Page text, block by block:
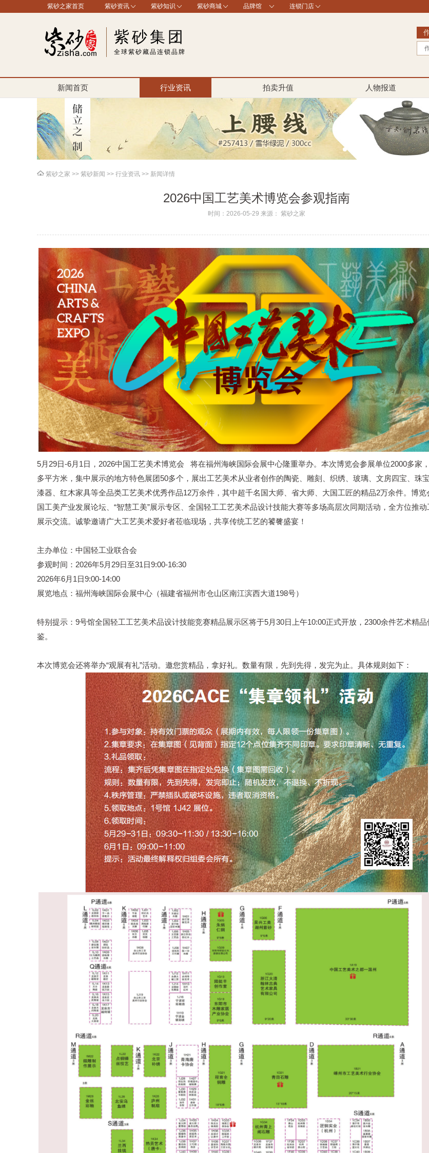
紫砂之家首页 紫砂资讯 紫砂知识 紫砂商城 品牌馆 连锁门店
紫砂集团
全球紫砂藏品连锁品牌
新闻首页 行业资讯 拍卖升值 人物报道
紫砂之家 >> 紫砂新闻 >> 行业资讯 >> 新闻详情
2026中国工艺美术博览会参观指南
时间：2026-05-29 来源： 紫砂之家
5月29日-6月1日，2026中国工艺美术博览会
将在福州海峡国际会展中心隆重举办。本次博览会参展单位2000多家
多平方米，集中展示的地方特色展团50多个，展出工艺美术从业者创作的陶瓷、雕刻、织绣、玻璃、文房四宝、珠
漆器、红木家具等全品类工艺美术优秀作品12万余件，其中超千名国大师、省大师、大国工匠的精品2万余件。博览
国工美产业发展论坛、“智慧工美”展示专区、全国轻工工艺美术品设计技能大赛等多场高层次同期活动，全方位推
展示交流。诚挚邀请广大工艺美术爱好者莅临现场，共享传统工艺的饕餮盛宴！
主办单位：中国轻工业联合会
参观时间：2026年5月29日至31日9:00-16:30
2026年6月1日9:00-14:00
展览地点：福州海峡国际会展中心（福建省福州市仓山区南江滨西大道198号）
特别提示：9号馆全国轻工工艺美术品设计技能竞赛精品展示区将于5月30日上午10:00正式开放，2300余件艺术精品
鉴。
本次博览会还将举办“观展有礼”活动。邀您赏精品，拿好礼。数量有限，先到先得，发完为止。具体规则如下：